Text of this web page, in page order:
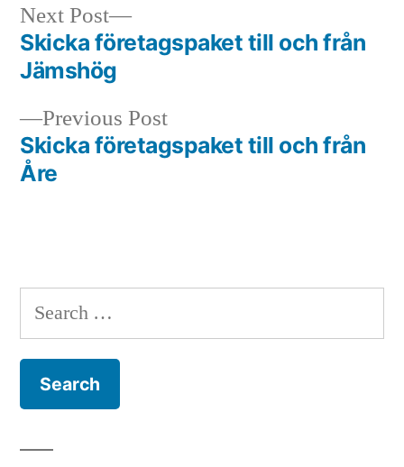
Post
navigation
Previous PostPrevious
post:
Skicka företagspaket till och från
Åre
Next Post
Next
post:
Skicka företagspaket till och från
Jämshög
Search
for: